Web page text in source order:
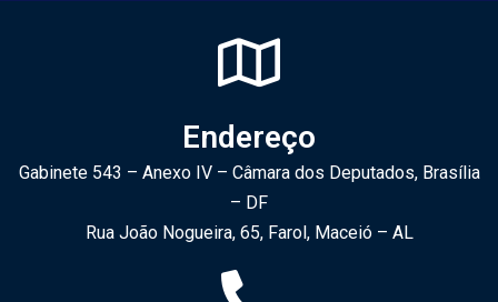
Endereço
Gabinete 543 – Anexo IV – Câmara dos Deputados, Brasília
– DF
Rua João Nogueira, 65, Farol, Maceió – AL